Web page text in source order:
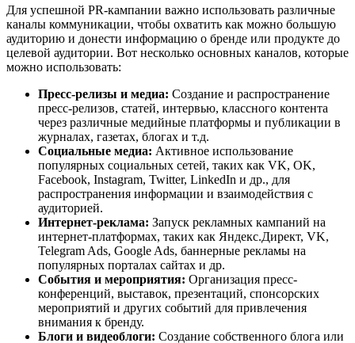
Для успешной PR-кампании важно использовать различные
каналы коммуникации, чтобы охватить как можно большую
аудиторию и донести информацию о бренде или продукте до
целевой аудитории. Вот несколько основных каналов, которые
можно использовать:
Пресс-релизы и медиа: Создание и распространение
пресс-релизов, статей, интервью, классного контента
через различные медийные платформы и публикации в
журналах, газетах, блогах и т.д.
Социальные медиа: Активное использование
популярных социальных сетей, таких как VK, OK,
Facebook, Instagram, Twitter, LinkedIn и др., для
распространения информации и взаимодействия с
аудиторией.
Интернет-реклама: Запуск рекламных кампаний на
интернет-платформах, таких как Яндекс.Директ, VK,
Telegram Ads, Google Ads, баннерные рекламы на
популярных порталах сайтах и др.
События и мероприятия: Организация пресс-
конференций, выставок, презентаций, спонсорских
мероприятий и других событий для привлечения
внимания к бренду.
Блоги и видеоблоги: Создание собственного блога или